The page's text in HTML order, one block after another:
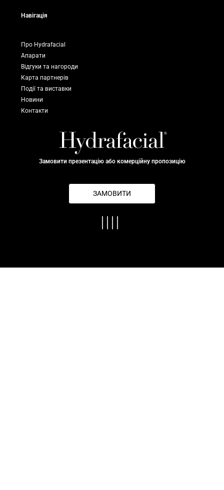
Навігація
Про Hydrafacial
Апарати
Відгуки та нагороди
Карта партнерів
Події та виставки
Новини
Контакти
Замовити презентацію або комерційну пропозицію
ЗАМОВИТИ